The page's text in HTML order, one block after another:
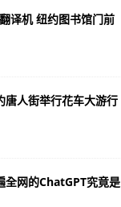
译机 纽约图书馆门前
唐人街举行花车大游行
全网的ChatGPT究竟是